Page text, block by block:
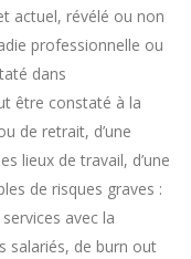
actuel, révélé ou non
professionnelle ou
dans
être constaté à la
de retrait, d’une
lieux de travail, d’une
de risques graves :
avec la
salariés, de burn out